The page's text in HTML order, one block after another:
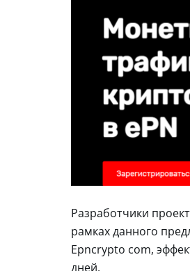
Разработчики
рамках данного
Epncrypto com,
дней.